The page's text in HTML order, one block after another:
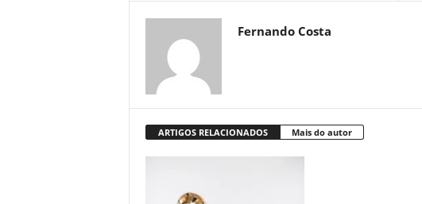
Fernando Costa
ARTIGOS RELACIONADOS Mais do autor